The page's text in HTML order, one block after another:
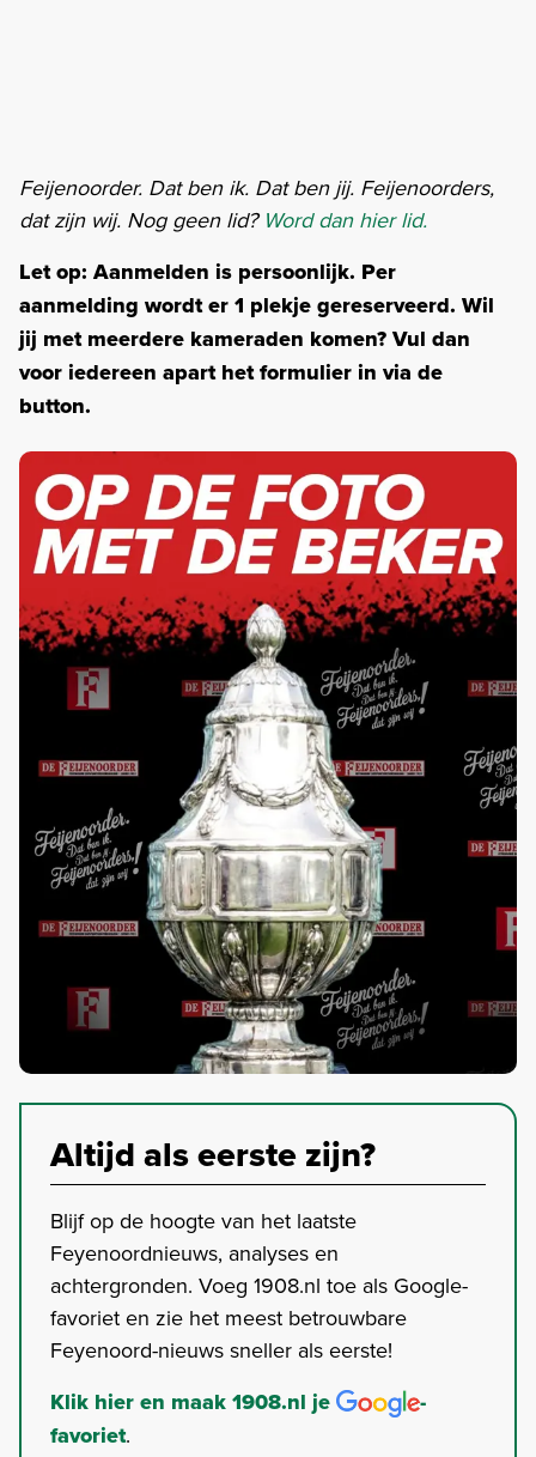
Feijenoorder. Dat ben ik. Dat ben jij. Feijenoorders,
dat zijn wij. Nog geen lid? Word dan hier lid.
Let op: Aanmelden is persoonlijk. Per
aanmelding wordt er 1 plekje gereserveerd. Wil
jij met meerdere kameraden komen? Vul dan
voor iedereen apart het formulier in via de
button.
Altijd als eerste zijn?
Blijf op de hoogte van het laatste
Feyenoordnieuws, analyses en
achtergronden. Voeg 1908.nl toe als Google-
favoriet en zie het meest betrouwbare
Feyenoord-nieuws sneller als eerste!
Klik hier en maak 1908.nl je
-
favoriet.